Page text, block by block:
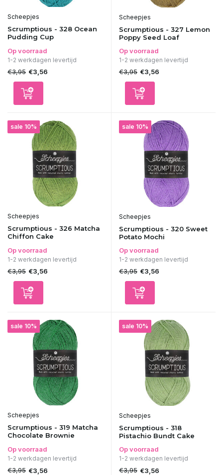
Scheepjes
Scrumptious - 328 Ocean
Pudding Cup
Op voorraad
1-2 werkdagen levertijd
€3,95 €3,56
Scheepjes
Scrumptious - 327 Lemon
Poppy Seed Loaf
Op voorraad
1-2 werkdagen levertijd
€3,95 €3,56
sale 10%
Scheepjes
Scrumptious - 326 Matcha
Chiffon Cake
Op voorraad
1-2 werkdagen levertijd
€3,95 €3,56
sale 10%
Scheepjes
Scrumptious - 320 Sweet
Potato Mochi
Op voorraad
1-2 werkdagen levertijd
€3,95 €3,56
sale 10%
Scheepjes
Scrumptious - 319 Matcha
Chocolate Brownie
Op voorraad
1-2 werkdagen levertijd
€3,95 €3,56
sale 10%
Scheepjes
Scrumptious - 318
Pistachio Bundt Cake
Op voorraad
1-2 werkdagen levertijd
€3,95 €3,56